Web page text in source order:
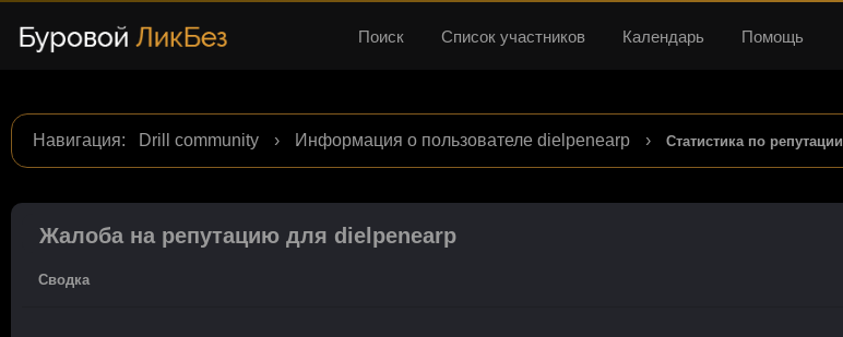
Поиск Список участников Календарь Помощь
Навигация: Drill community › Информация о пользователе dielpenearp › Статистика по репутации
Жалоба на репутацию для dielpenearp
Сводка